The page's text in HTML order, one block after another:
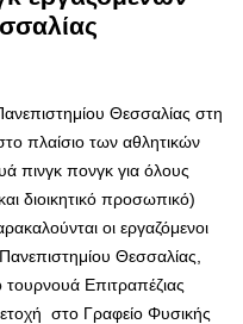
Θεσσαλίας στη
πλαίσιο των αθλητικών
πινγκ πονγκ για όλους
διοικητικό προσωπικό)
οι εργαζόμενοι
Πανεπιστημίου Θεσσαλίας,
Επιτραπέζιας
στο Γραφείο Φυσικής